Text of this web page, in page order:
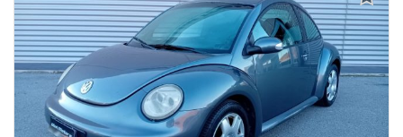
Autoradio • Bluetooth • Cerchi in lega • Chiusura centralizzata •
Climatizzatore • Controllo trazione • ESP • Fendinebbia •
Immobilizzatore elettronico • Sensori di parcheggio posteriori •
Servosterzo • Specchietti laterali elettrici